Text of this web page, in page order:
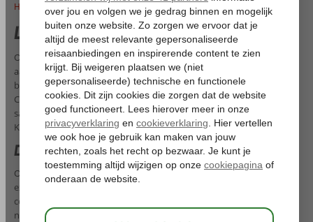
Home Luxe vakantie Kos
Luxe vakantie Kos
Op zoek naar een droomvakantie? Dan moet je echt eens denken
aan een luxe vakantie op Kos! Kos is een prachtig Grieks eiland dat je
betovert met zijn zonovergoten stranden en historische schatten. Bij
Corendon hebben we de perfecte vakantiepakketten voor je
samengesteld, zodat je optimaal kunt genieten van al het moois dat
Kos te bieden heeft.
De mooiste luxe hotels en resorts
Onze luxe vakanties naar Kos zijn inclusief verblijf in de meest
exclusieve resorts en hotels op het eiland. Je wordt verwend met
comfortabele kamers, heerlijk eten en onvergetelijke uitzichten. Of je
nu wilt luieren aan het zwembad, de lokale cultuur wilt ontdekken of